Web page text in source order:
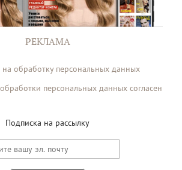
РЕКЛАМА
на обработку персональных данных
обработки персональных данных согласен
Подписка на рассылку